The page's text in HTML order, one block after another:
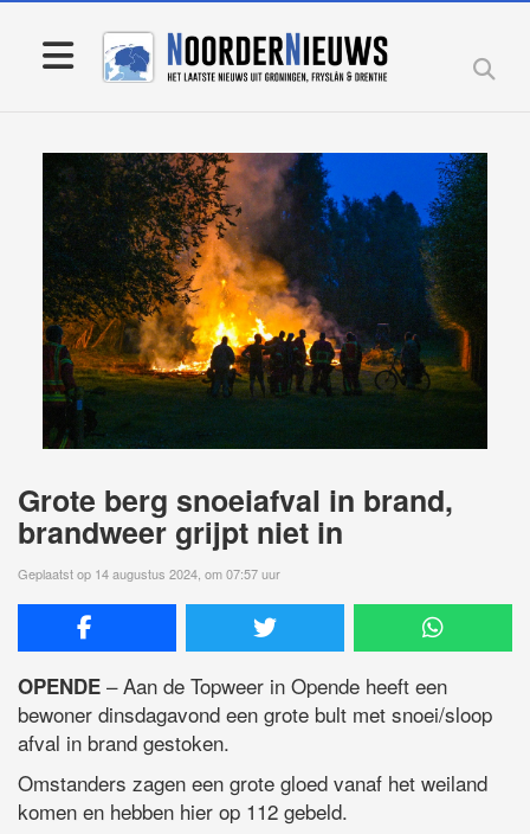
Grote berg snoeiafval in brand,
brandweer grijpt niet in
Geplaatst op 14 augustus 2024, om 07:57 uur
OPENDE – Aan de Topweer in Opende heeft een
bewoner dinsdagavond een grote bult met snoei/sloop
afval in brand gestoken.
Omstanders zagen een grote gloed vanaf het weiland
komen en hebben hier op 112 gebeld.